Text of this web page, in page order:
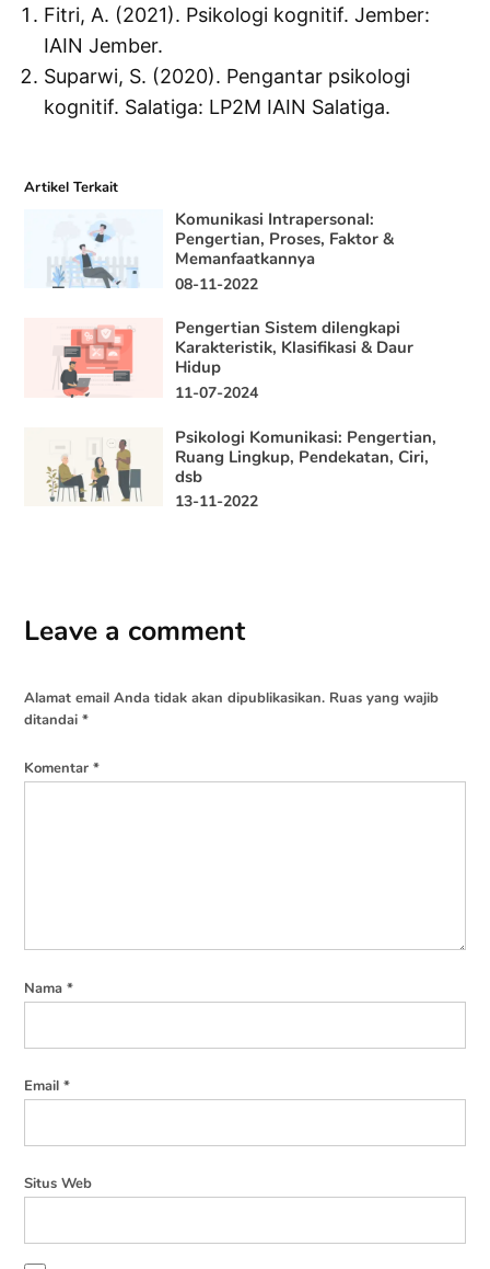
Fitri, A. (2021). Psikologi kognitif. Jember:
IAIN Jember.
Suparwi, S. (2020). Pengantar psikologi
kognitif. Salatiga: LP2M IAIN Salatiga.
Artikel Terkait
Komunikasi Intrapersonal:
Pengertian, Proses, Faktor &
Memanfaatkannya
08-11-2022
Pengertian Sistem dilengkapi
Karakteristik, Klasifikasi & Daur
Hidup
11-07-2024
Psikologi Komunikasi: Pengertian,
Ruang Lingkup, Pendekatan, Ciri,
dsb
13-11-2022
Leave a comment
Alamat email Anda tidak akan dipublikasikan. Ruas yang wajib
ditandai*
Komentar*
Nama*
Email*
Situs Web